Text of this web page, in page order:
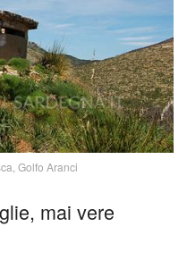
Golfo Aranci
mai vere